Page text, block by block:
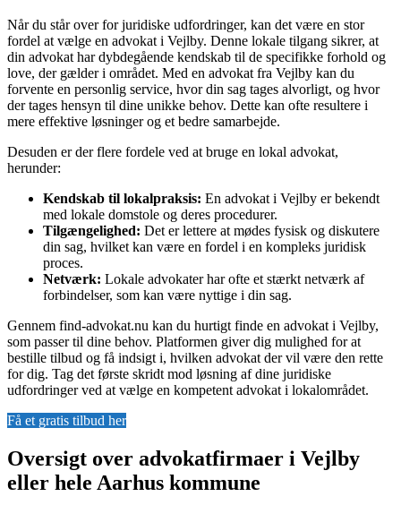
Når du står over for juridiske udfordringer, kan det være en stor
fordel at vælge en advokat i Vejlby. Denne lokale tilgang sikrer, at
din advokat har dybdegående kendskab til de specifikke forhold og
love, der gælder i området. Med en advokat fra Vejlby kan du
forvente en personlig service, hvor din sag tages alvorligt, og hvor
der tages hensyn til dine unikke behov. Dette kan ofte resultere i
mere effektive løsninger og et bedre samarbejde.
Desuden er der flere fordele ved at bruge en lokal advokat,
herunder:
Kendskab til lokalpraksis: En advokat i Vejlby er bekendt
med lokale domstole og deres procedurer.
Tilgængelighed: Det er lettere at mødes fysisk og diskutere
din sag, hvilket kan være en fordel i en kompleks juridisk
proces.
Netværk: Lokale advokater har ofte et stærkt netværk af
forbindelser, som kan være nyttige i din sag.
Gennem find-advokat.nu kan du hurtigt finde en advokat i Vejlby,
som passer til dine behov. Platformen giver dig mulighed for at
bestille tilbud og få indsigt i, hvilken advokat der vil være den rette
for dig. Tag det første skridt mod løsning af dine juridiske
udfordringer ved at vælge en kompetent advokat i lokalområdet.
Få et gratis tilbud her
Oversigt over advokatfirmaer i Vejlby
eller hele Aarhus kommune